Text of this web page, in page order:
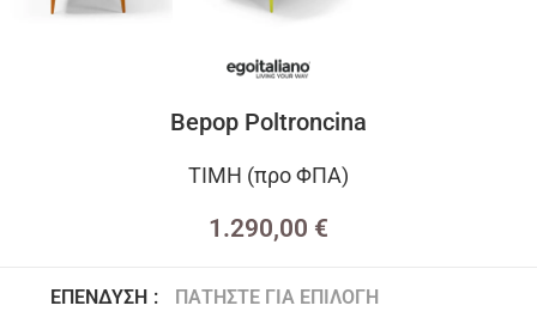
Bepop Poltroncina
ΤΙΜΗ (προ ΦΠΑ)
1.290,00 €
ΕΠΈΝΔΥΣΗ :
ΠΑΤΉΣΤΕ ΓΙΑ ΕΠΙΛΟΓΉ